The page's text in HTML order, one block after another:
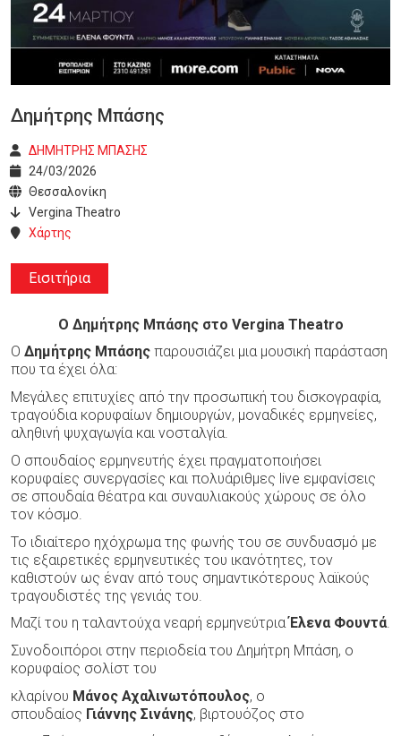
Δημήτρης Μπάσης
ΔΗΜΗΤΡΗΣ ΜΠΑΣΗΣ
24/03/2026
Θεσσαλονίκη
Vergina Theatro
Χάρτης
Εισιτήρια
Ο Δημήτρης Μπάσης στο Vergina Theatro
Ο Δημήτρης Μπάσης παρουσιάζει μια μουσική παράσταση
που τα έχει όλα:
Μεγάλες επιτυχίες από την προσωπική του δισκογραφία,
τραγούδια κορυφαίων δημιουργών, μοναδικές ερμηνείες,
αληθινή ψυχαγωγία και νοσταλγία.
Ο σπουδαίος ερμηνευτής έχει πραγματοποιήσει
κορυφαίες συνεργασίες και πολυάριθμες live εμφανίσεις
σε σπουδαία θέατρα και συναυλιακούς χώρους σε όλο
τον κόσμο.
Το ιδιαίτερο ηχόχρωμα της φωνής του σε συνδυασμό με
τις εξαιρετικές ερμηνευτικές του ικανότητες, τον
καθιστούν ως έναν από τους σημαντικότερους λαϊκούς
τραγουδιστές της γενιάς του.
Μαζί του η ταλαντούχα νεαρή ερμηνεύτριαΈλενα Φουντά.
Συνοδοιπόροι στην περιοδεία του Δημήτρη Μπάση, ο
κορυφαίος σολίστ του
κλαρίνου Μάνος Αχαλινωτόπουλος, ο
σπουδαίος Γιάννης Σινάνης, βιρτουόζος στο